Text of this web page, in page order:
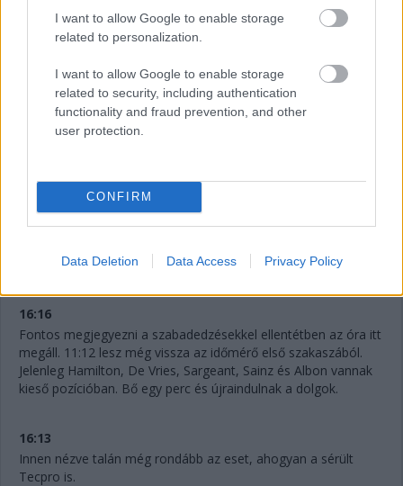
I want to allow Google to enable storage
related to personalization.
I want to allow Google to enable storage
related to security, including authentication
functionality and fraud prevention, and other
user protection.
CONFIRM
Data Deletion Data Access Privacy Policy
Jön a folytatás! Hamilton és Sainz is vélhetően továbbmegy
majd innen, a Williams elég kakukktojás, mivel Albon nem volt
rossz a szabadedzéseken.
16:17
Ahogyan gyorsulni fog a pálya és egyre jobban gumizódik,
bőven benne van, hogy Perez ideje nem lesz elég a Q2-be
helynél előrébb, hiszen megtörte az energiaitalos autót.
16:16
Fontos megjegyezni a szabadedzésekkel ellentétben az óra itt
megáll. 11:12 lesz még vissza az időmérő első szakaszából.
Jelenleg Hamilton, De Vries, Sargeant, Sainz és Albon vannak
kieső pozícióban. Bő egy perc és újraindulnak a dolgok.
16:13
Innen nézve talán még rondább az eset, ahogyan a sérült
Tecpro is.